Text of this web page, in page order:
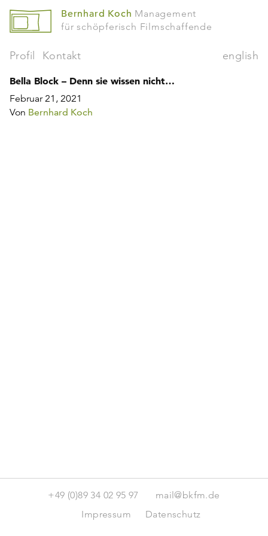
Bernhard Koch Management
für schöpferisch Filmschaffende
Profil Kontakt english
Bella Block – Denn sie wissen nicht…
Februar 21, 2021
Von Bernhard Koch
+49 (0)89 34 02 95 97
mail@bkfm.de
Impressum
Datenschutz